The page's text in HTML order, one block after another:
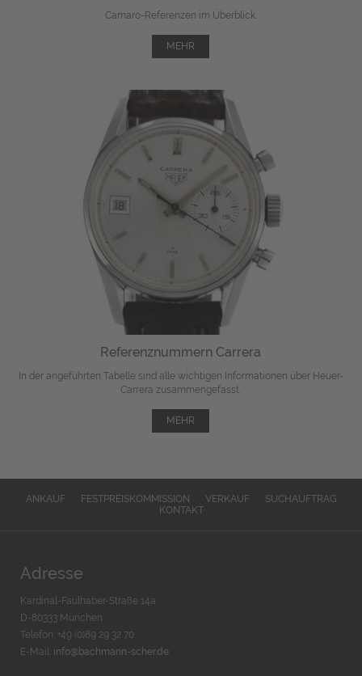
Camaro-Referenzen im Überblick.
MEHR
Referenznummern Carrera
In der angeführten Tabelle sind alle wichtigen Informationen über Heuer-
Carrera zusammengefasst.
MEHR
ANKAUF FESTPREISKOMMISSION VERKAUF
SUCHAUFTRAG
KONTAKT
Adresse
Kardinal-Faulhaber-Straße 14a
D-80333 München
Telefon: +49 (0)89 29 32 70
E-Mail: info@bachmann-scher.de